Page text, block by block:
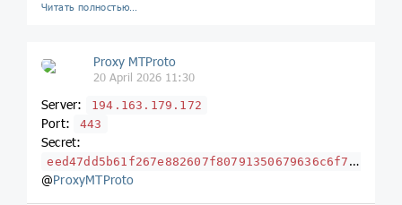
Читать полностью…
Proxy MTProto
20 April 2026 11:30
Server: 194.163.179.172
Port: 443
Secret:
eed47dd5b61f267e882607f80791350679636c6f7564666c6172652e636f6d
@ProxyMTProto